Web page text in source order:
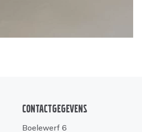
Contactgegevens
Boelewerf 6